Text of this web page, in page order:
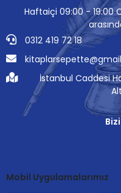
Haftaiçi 09:00 - 19:00
0312 419 72 18
İstanbul Caddesi
Mobil Uygulamalarımız